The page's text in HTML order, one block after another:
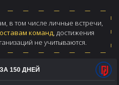
в том числе личные встречи,
команд, достижения
не учитываются.
150 ДНЕЙ